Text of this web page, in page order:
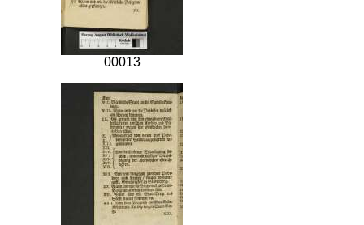
00013